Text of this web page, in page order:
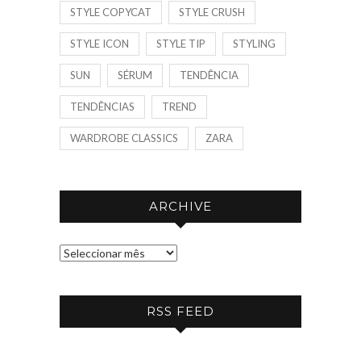
STYLE COPYCAT STYLE CRUSH
STYLE ICON STYLE TIP STYLING
SUN SÉRUM TENDÊNCIA
TENDÊNCIAS TREND
WARDROBE CLASSICS ZARA
ARCHIVE
A
C
RSS FEED